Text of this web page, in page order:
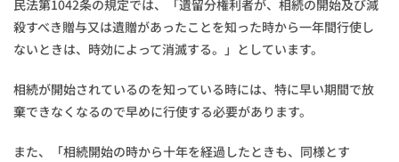
民法第1042条の規定では、「遺留分権利者が、相続の開始及び減
殺すべき贈与又は遺贈があったことを知った時から一年間行使し
ないときは、時効によって消滅する。」としています。
相続が開始されているのを知っている時には、特に早い期間で放
棄できなくなるので早めに行使する必要があります。
また、「相続開始の時から十年を経過したときも、同様とす